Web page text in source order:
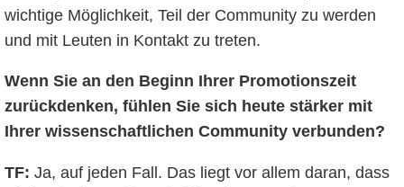
wichtige Möglichkeit, Teil der Community zu werden
und mit Leuten in Kontakt zu treten.
Wenn Sie an den Beginn Ihrer Promotionszeit
zurückdenken, fühlen Sie sich heute stärker mit
Ihrer wissenschaftlichen Community verbunden?
TF: Ja, auf jeden Fall. Das liegt vor allem daran, dass